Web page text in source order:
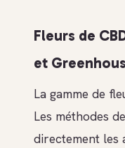
Fleurs de
et
La gamme de
Les méthodes
directement les